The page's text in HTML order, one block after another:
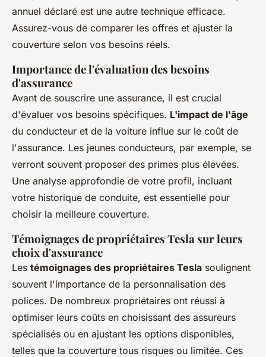
annuel déclaré est une autre technique efficace.
Assurez-vous de comparer les offres et ajuster la
couverture selon vos besoins réels.
Importance de l'évaluation des besoins
d'assurance
Avant de souscrire une assurance, il est crucial
d'évaluer vos besoins spécifiques. L'impact de l'âge
du conducteur et de la voiture influe sur le coût de
l'assurance. Les jeunes conducteurs, par exemple, se
verront souvent proposer des primes plus élevées.
Une analyse approfondie de votre profil, incluant
votre historique de conduite, est essentielle pour
choisir la meilleure couverture.
Témoignages de propriétaires Tesla sur leurs
choix d'assurance
Les témoignages des propriétaires Tesla soulignent
souvent l'importance de la personnalisation des
polices. De nombreux propriétaires ont réussi à
optimiser leurs coûts en choisissant des assureurs
spécialisés ou en ajustant les options disponibles,
telles que la couverture tous risques ou limitée. Ces